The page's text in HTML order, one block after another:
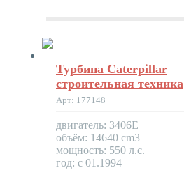
Турбина Caterpillar
строительная техника
Арт: 177148
двигатель: 3406E
объём: 14640 cm3
мощность: 550 л.с.
год: с 01.1994